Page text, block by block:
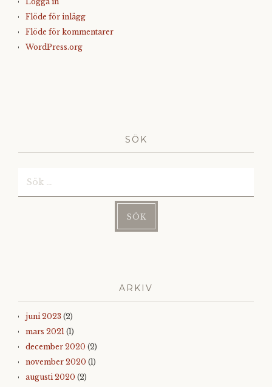
Flöde för inlägg
Flöde för kommentarer
WordPress.org
SÖK
ARKIV
juni 2023 (2)
mars 2021 (1)
december 2020 (2)
november 2020 (1)
augusti 2020 (2)